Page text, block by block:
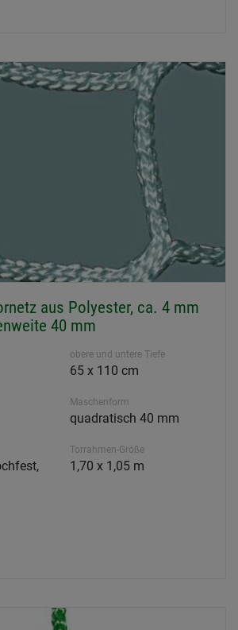
aus Polyester, ca. 4 mm
40 mm
obere und untere Tiefe
65 x 110 cm
Maschenform
quadratisch 40 mm
Torrahmen-Größe
1,70 x 1,05 m